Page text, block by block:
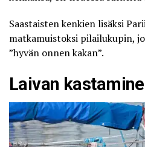
Saastaisten kenkien lisäksi
matkamuistoksi pilailukupin,
”hyvän onnen kakan”.
Laivan